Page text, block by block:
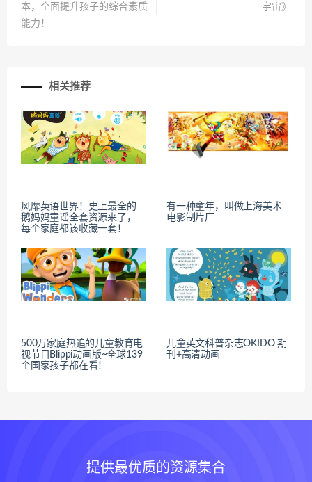
本，全面提升孩子的综合素质
能力！
宇宙》
相关推荐
风靡英语世界！史上最全的
鹅妈妈童谣全套资源来了，
每个家庭都该收藏一套！
有一种童年，叫做上海美术
电影制片厂
500万家庭热追的儿童教育电
视节目Blippi动画版~全球139
个国家孩子都在看！
儿童英文科普杂志OKIDO 期
刊+高清动画
提供最优质的资源集合